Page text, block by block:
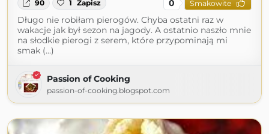
90 1 Zapisz 0 Smakowite
Długo nie robiłam pierogów. Chyba ostatni raz w
wakacje jak był sezon na jagody. A ostatnio naszło mnie
na słodkie pierogi z serem, które przypominają mi
smak (...)
Passion of Cooking
passion-of-cooking.blogspot.com